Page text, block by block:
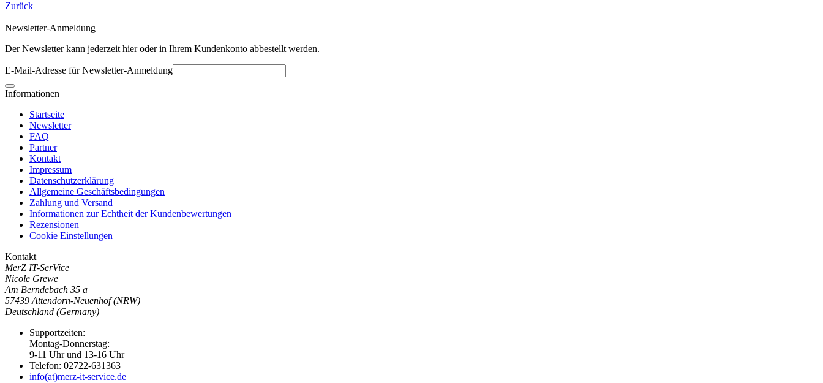
Zurück
Newsletter-Anmeldung
Der Newsletter kann jederzeit hier oder in Ihrem Kundenkonto abbestellt werden.
E-Mail-Adresse für Newsletter-Anmeldung
Informationen
Startseite
Newsletter
FAQ
Partner
Kontakt
Impressum
Datenschutzerklärung
Allgemeine Geschäftsbedingungen
Zahlung und Versand
Informationen zur Echtheit der Kundenbewertungen
Rezensionen
Cookie Einstellungen
Kontakt
MerZ IT-SerVice
Nicole Grewe
Am Berndebach 35 a
57439 Attendorn-Neuenhof (NRW)
Deutschland (Germany)
Supportzeiten:
Montag-Donnerstag:
9-11 Uhr und 13-16 Uhr
Telefon: 02722-631363
info(at)merz-it-service.de